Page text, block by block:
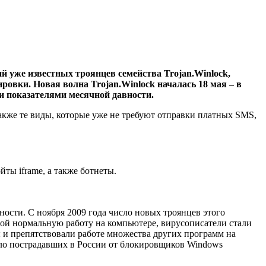
уже известных троянцев семейства Trojan.Winlock,
Новая волна Trojan.Winlock началась 18 мая – в
показателями месячной давности.
те виды, которые уже не требуют отправки платных SMS,
iframe, а также ботнеты.
С ноября 2009 года число новых троянцев этого
нормальную работу на компьютере, вирусописатели стали
препятствовали работе множества других программ на
пострадавших в России от блокировщиков Windows